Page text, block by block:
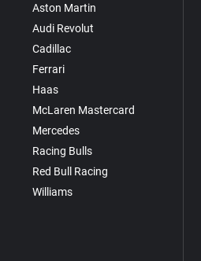
Aston Martin
Audi Revolut
Cadillac
Ferrari
Haas
McLaren Mastercard
Mercedes
Racing Bulls
Red Bull Racing
Williams